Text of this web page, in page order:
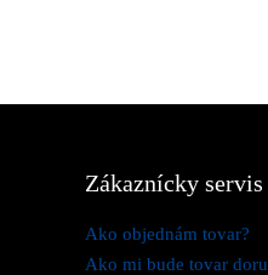
Zákaznícky servis
Ako objednám tovar?
Ako mi bude tovar